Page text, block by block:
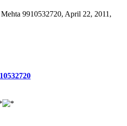
9910532720, April 22, 2011,